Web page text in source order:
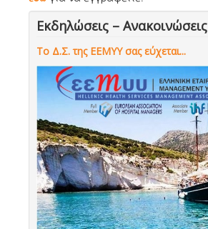
Εκδηλώσεις – Ανακοινώσεις
Το Δ.Σ. της ΕΕΜΥΥ σας εύχεται...